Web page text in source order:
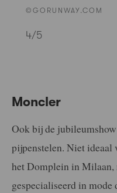
©GORUNWAY.COM
4/5
Moncler
Ook bij de
pijpenstelen. Niet ideaal
het Domplein in
gespecialiseerd in mode